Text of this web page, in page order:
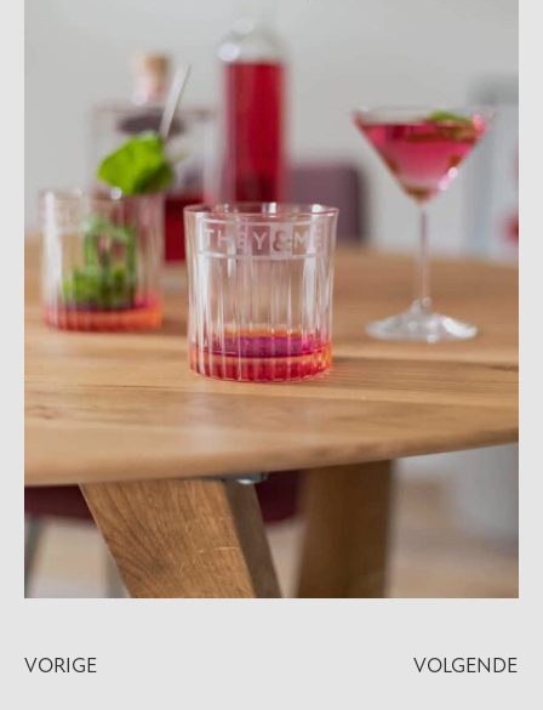
VORIGE VOLGENDE